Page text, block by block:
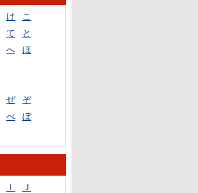
け
こ
て
と
へ
ほ
ぜ
ぞ
べ
ぼ
Ｉ
Ｊ